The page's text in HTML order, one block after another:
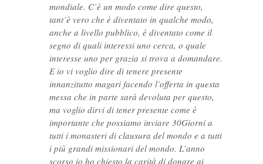
mondiale. C’è un modo come dire questo,
tant’è vero che è diventato in qualche modo,
anche a livello pubblico, è diventato come il
segno di quali interessi uno cerca, o quale
interesse uno per grazia si trova a domandare.
E io vi voglio dire di tenere presente
innanzitutto magari facendo l’offerta in questa
messa che in parte sarà devoluta per questo,
ma voglio dirvi di tener presente come è
importante che possiamo inviare 30Giorni a
tutti i monasteri di clausura del mondo e a tutti
i più grandi missionari del mondo. L’anno
scorso io ho chiesto la carità di donare ai